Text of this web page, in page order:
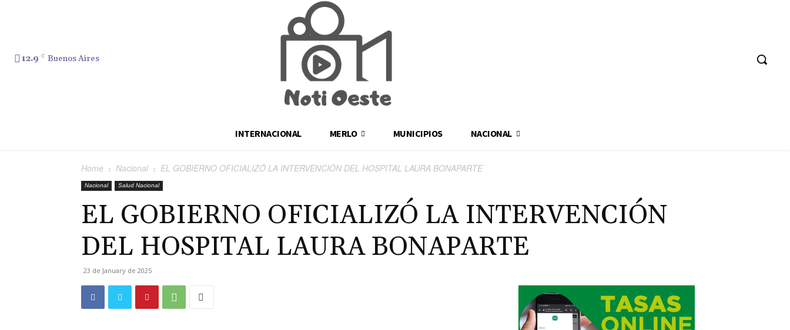
12.9 C Buenos Aires
INTERNACIONAL MERLO MUNICIPIOS NACIONAL
Home Nacional EL GOBIERNO OFICIALIZÓ LA INTERVENCIÓN DEL HOSPITAL LAURA BONAPARTE
Nacional Salud Nacional
EL GOBIERNO OFICIALIZÓ LA INTERVENCIÓN
DEL HOSPITAL LAURA BONAPARTE
23 de January de 2025